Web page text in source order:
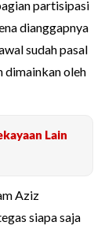
partisipasi
dianggapnya
sudah pasal
dimainkan oleh
Lain
Aziz
siapa saja